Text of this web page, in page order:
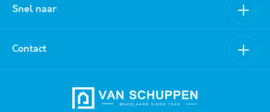
Aankoop
Verhuur
Aanhuur
Snel naar
Aanbod
Contact
06 - 1385 1666